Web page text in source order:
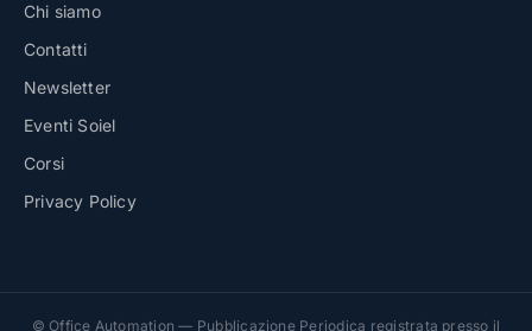
Chi siamo
Contatti
Newsletter
Eventi Soiel
Corsi
Privacy Policy
© Office Automation — Pubblicazione Periodica registrata presso il